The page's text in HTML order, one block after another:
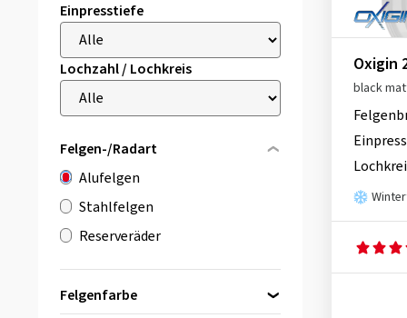
Einpresstiefe
Lochzahl / Lochkreis
Felgen-/Radart
Alufelgen
Stahlfelgen
Reserveräder
Felgenfarbe
Oxigin
black